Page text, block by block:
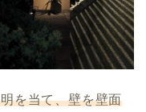
を当て、壁を壁面